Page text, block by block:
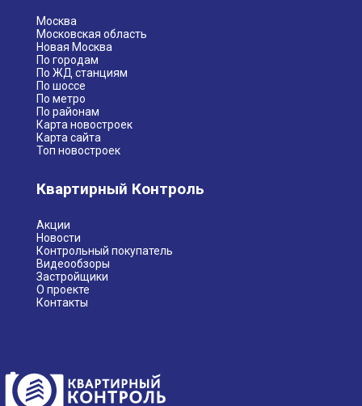
Москва
Московская область
Новая Москва
По городам
По ЖД станциям
По шоссе
По метро
По районам
Карта новостроек
Карта сайта
Топ новостроек
Квартирный Контроль
Акции
Новости
Контрольный покупатель
Видеообзоры
Застройщики
О проекте
Контакты